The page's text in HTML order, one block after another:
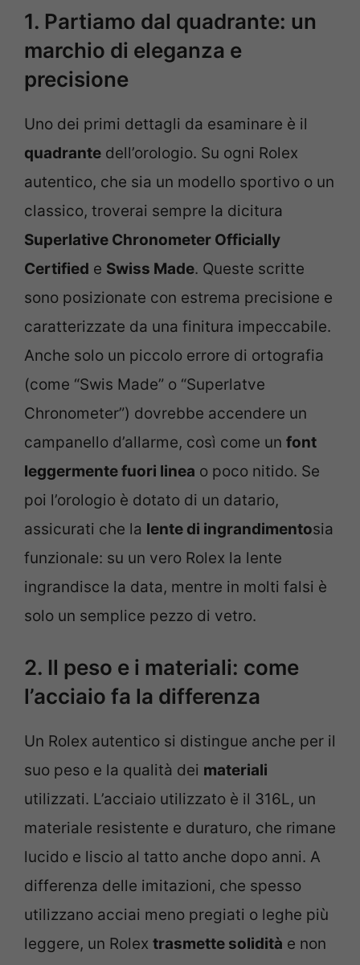
1. Partiamo dal quadrante: un
marchio di eleganza e
precisione
Uno dei primi dettagli da esaminare è il
quadrante dell’orologio. Su ogni Rolex
autentico, che sia un modello sportivo o un
classico, troverai sempre la dicitura
Superlative Chronometer Officially
Certified e Swiss Made. Queste scritte
sono posizionate con estrema precisione e
caratterizzate da una finitura impeccabile.
Anche solo un piccolo errore di ortografia
(come “Swis Made” o “Superlatve
Chronometer”) dovrebbe accendere un
campanello d’allarme, così come un font
leggermente fuori linea o poco nitido. Se
poi l’orologio è dotato di un datario,
assicurati che la lente di ingrandimentosia
funzionale: su un vero Rolex la lente
ingrandisce la data, mentre in molti falsi è
solo un semplice pezzo di vetro.
2. Il peso e i materiali: come
l’acciaio fa la differenza
Un Rolex autentico si distingue anche per il
suo peso e la qualità dei materiali
utilizzati. L’acciaio utilizzato è il 316L, un
materiale resistente e duraturo, che rimane
lucido e liscio al tatto anche dopo anni. A
differenza delle imitazioni, che spesso
utilizzano acciai meno pregiati o leghe più
leggere, un Rolex trasmette solidità e non